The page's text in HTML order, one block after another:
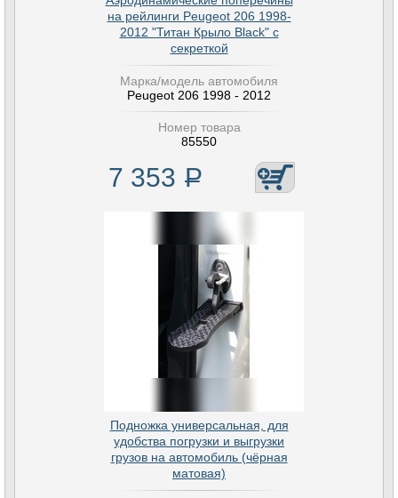
на рейлинги Peugeot 206 1998-
2012 "Титан Крыло Black" с
секреткой
Марка/модель автомобиля
Peugeot 206 1998 - 2012
Номер товара
85550
7 353 Р
Подножка универсальная, для
удобства погрузки и выгрузки
грузов на автомобиль (чёрная
матовая)